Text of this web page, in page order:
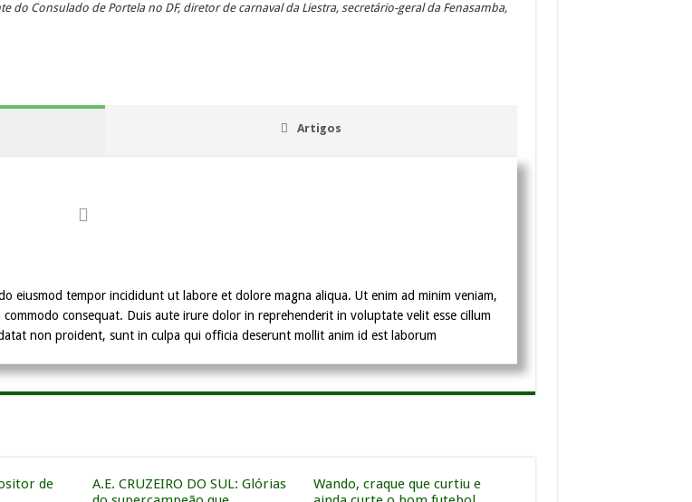
do Consulado de Portela no DF, diretor de carnaval da Liestra, secretário-geral da Fenasamba,
Artigos
eiusmod tempor incididunt ut labore et dolore magna aliqua. Ut enim ad minim veniam,
consequat. Duis aute irure dolor in reprehenderit in voluptate velit esse cillum
non proident, sunt in culpa qui officia deserunt mollit anim id est laborum
de
A.E. CRUZEIRO DO SUL: Glórias
Wando, craque que curtiu e